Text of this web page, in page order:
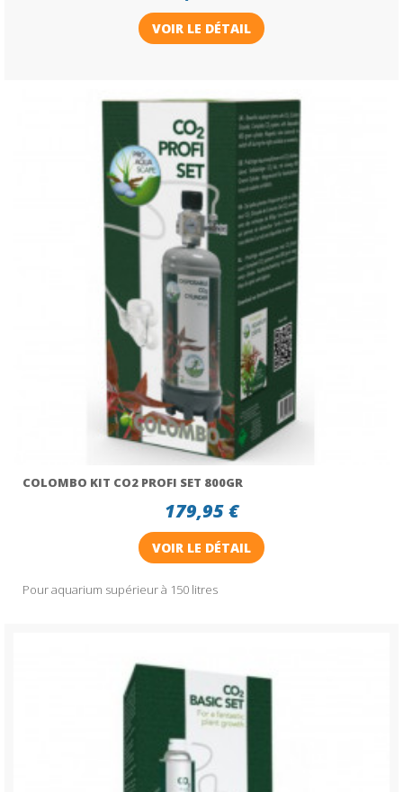
VOIR LE DÉTAIL
COLOMBO KIT CO2 PROFI SET 800GR
179,95 €
VOIR LE DÉTAIL
Pour aquarium supérieur à 150 litres